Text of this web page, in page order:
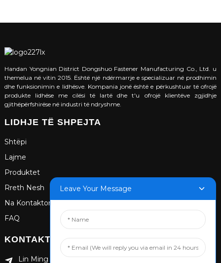
Handan Yongnian District Dongshuo Fastener Manufacturing Co., Ltd. u
themelua në vitin 2015. Është një ndërmarrje e specializuar në prodhimin
dhe funksionimin e lidhësve. Kompania jonë është e përkushtuar të ofrojë
produkte lidhëse me cilësi të lartë dhe t'u ofrojë klientëve zgjidhje
gjithëpërfshirëse në industri të ndryshme.
LIDHJE TË SHPEJTA
Shtëpi
Lajme
Produktet
Rreth Nesh
Na Kontaktoni
FAQ
KONTAKTONI
Lin Ming Guan Zhen Dong Ming Yang Cun Nan, rrethi
Leave Your Message